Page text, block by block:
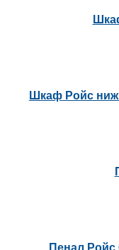
Шкаф Ройс
Пенал Ройс